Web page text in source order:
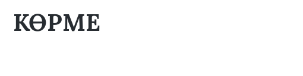
КӨРМЕ